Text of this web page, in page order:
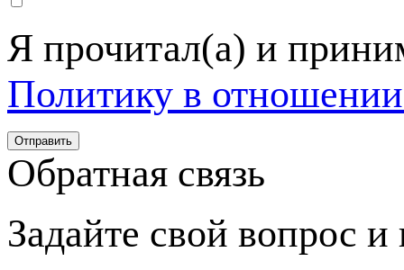
Я прочитал(а) и
Политику в
Обратная связь
Задайте свой вопрос